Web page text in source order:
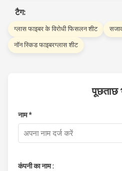
टैग:
ग्लास फाइबर के विरोधी फिसलन शीट
नॉन स्किड फाइबरग्लास शीट
पूछताछ
नाम *
कंपनी का नाम :